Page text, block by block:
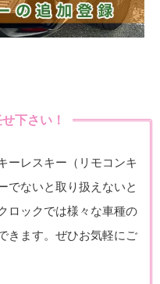
下さい！
ーレスキー（リモコンキ
でないと取り扱えないと
ロックでは様々な車種の
きます。ぜひお気軽にご